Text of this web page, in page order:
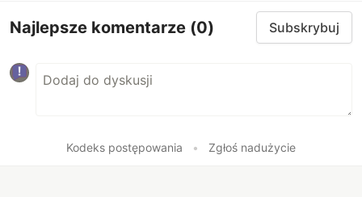
Najlepsze komentarze (0) Subskrybuj
Kodeks postępowania • Zgłoś nadużycie